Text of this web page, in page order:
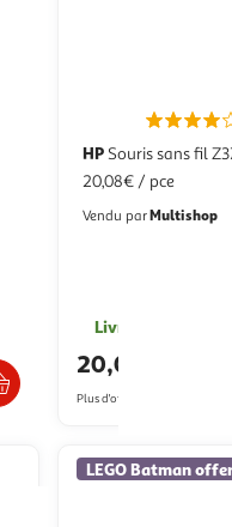
HPSouris sans fil
20,08€ / pce
Vendu parMultishop
Livr. ou retrait dès
20,08€
Plus d'offres à partir de
LEGO Batman